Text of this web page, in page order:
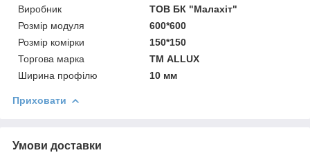
Виробник
ТОВ БК "Малахіт"
Розмір модуля
600*600
Розмір комірки
150*150
Торгова марка
ТМ ALLUX
Ширина профілю
10 мм
Приховати
Умови доставки